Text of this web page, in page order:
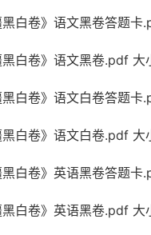
白卷》语文黑卷答题卡
白卷》语文黑卷.pdf 大
白卷》语文白卷答题卡
白卷》语文白卷.pdf 大
白卷》英语黑卷答题卡
白卷》英语黑卷.pdf 大